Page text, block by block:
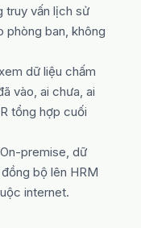
truy vấn lịch sử
phòng ban, không
dữ liệu chấm
vào, ai chưa, ai
tổng hợp cuối
premise, dữ
bộ lên HRM
internet.